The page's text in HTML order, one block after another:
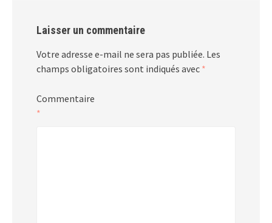
Laisser un commentaire
Votre adresse e-mail ne sera pas publiée. Les
champs obligatoires sont indiqués avec *
Commentaire
*